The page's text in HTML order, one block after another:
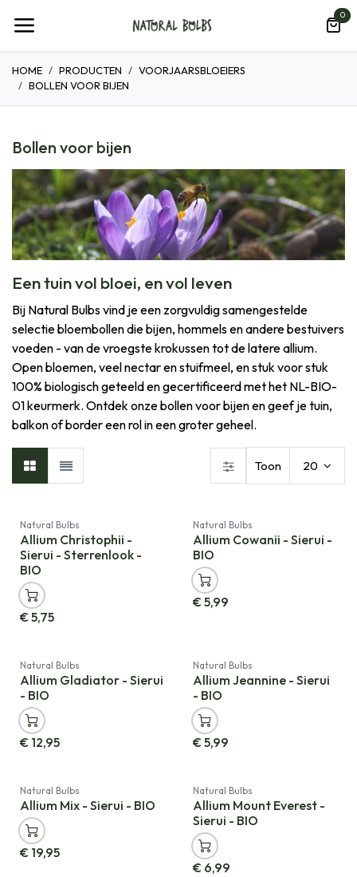
0
HOME PRODUCTEN
VOORJAARSBLOEIERS
BOLLEN VOOR BIJEN
Bollen voor bijen
Een tuin vol bloei, en vol leven
Bij Natural Bulbs vind je een zorgvuldig samengestelde
selectie bloembollen die bijen, hommels en andere bestuivers
voeden - van de vroegste krokussen tot de latere allium.
Open bloemen, veel nectar en stuifmeel, en stuk voor stuk
100% biologisch geteeld en gecertificeerd met het NL-BIO-
01 keurmerk. Ontdek onze bollen voor bijen en geef je tuin,
balkon of border een rol in een groter geheel.
Toon 20
Natural Bulbs
Allium Christophii -
Sierui - Sterrenlook -
BIO
€5,75
Natural Bulbs
Allium Cowanii - Sierui -
BIO
€5,99
Natural Bulbs
Allium Gladiator - Sierui
- BIO
€ 12,95
Natural Bulbs
Allium Jeannine - Sierui
- BIO
€5,99
Natural Bulbs
Allium Mix - Sierui - BIO
€ 19,95
Natural Bulbs
Allium Mount Everest -
Sierui - BIO
€ 6,99